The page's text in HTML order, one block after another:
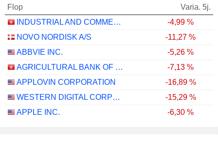
Flop
Varia. 5j.
INDUSTRIAL AND COMMERCIAL BANK OF CHINA LIMITED
-4,99 %
NOVO NORDISK A/S
-11,27 %
ABBVIE INC.
-5,26 %
AGRICULTURAL BANK OF CHINA LIMITED
-7,13 %
APPLOVIN CORPORATION
-16,89 %
WESTERN DIGITAL CORPORATION
-15,29 %
APPLE INC.
-6,30 %